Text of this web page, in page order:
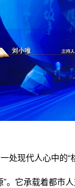
处现代人心中的
。它承载着都市